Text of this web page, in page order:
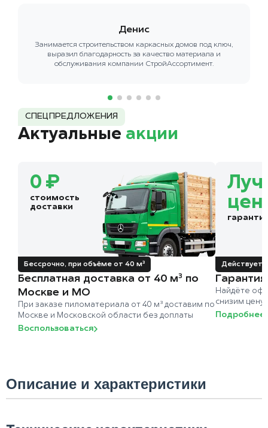
Денис
Занимается строительством каркасных домов под ключ,
выразил благодарность за качество материала и
обслуживания компании СтройАссортимент.
СПЕЦПРЕДЛОЖЕНИЯ
Актуальные акции
0 ₽
стоимость
доставки
Бессрочно, при объёме от 40 м³
Бесплатная доставка от 40 м³ по
Москве и МО
При заказе пиломатериала от 40 м³ доставим по
Москве и Московской области без доплаты
Воспользоваться
Действует
Найдёте
снизим
Подробнее
Описание и характеристики